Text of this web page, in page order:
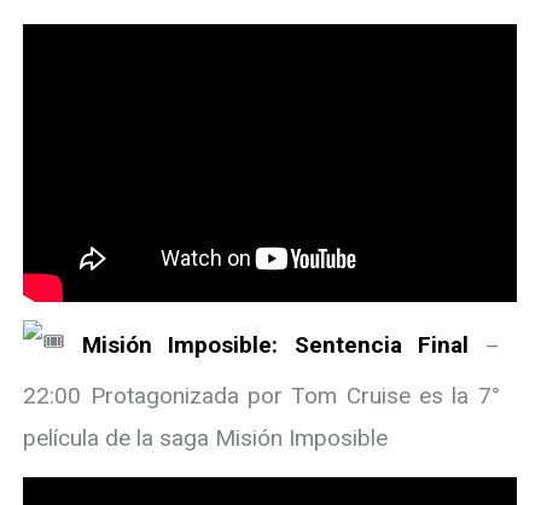
Misión Imposible: Sentencia Final –
22:00 Protagonizada por Tom Cruise es la 7°
película de la saga Misión Imposible